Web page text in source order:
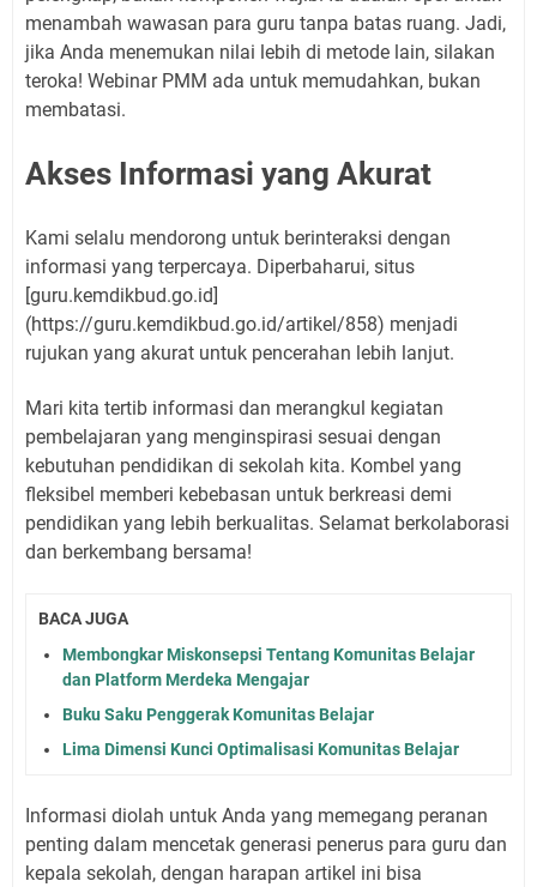
menambah wawasan para guru tanpa batas ruang. Jadi,
jika Anda menemukan nilai lebih di metode lain, silakan
teroka! Webinar PMM ada untuk memudahkan, bukan
membatasi.
Akses Informasi yang Akurat
Kami selalu mendorong untuk berinteraksi dengan
informasi yang terpercaya. Diperbaharui, situs
[guru.kemdikbud.go.id]
(https://guru.kemdikbud.go.id/artikel/858) menjadi
rujukan yang akurat untuk pencerahan lebih lanjut.
Mari kita tertib informasi dan merangkul kegiatan
pembelajaran yang menginspirasi sesuai dengan
kebutuhan pendidikan di sekolah kita. Kombel yang
fleksibel memberi kebebasan untuk berkreasi demi
pendidikan yang lebih berkualitas. Selamat berkolaborasi
dan berkembang bersama!
BACA JUGA
Membongkar Miskonsepsi Tentang Komunitas Belajar
dan Platform Merdeka Mengajar
Buku Saku Penggerak Komunitas Belajar
Lima Dimensi Kunci Optimalisasi Komunitas Belajar
Informasi diolah untuk Anda yang memegang peranan
penting dalam mencetak generasi penerus para guru dan
kepala sekolah, dengan harapan artikel ini bisa